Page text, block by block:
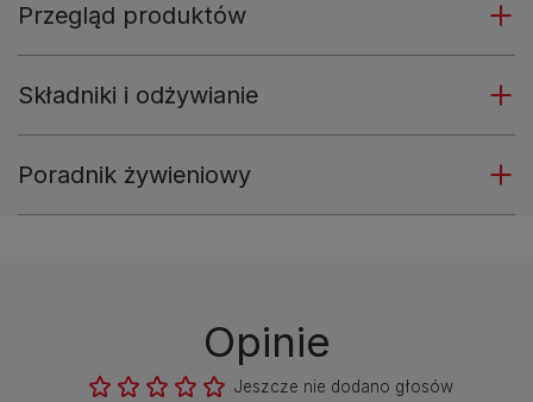
Przegląd produktów
Składniki i odżywianie
Poradnik żywieniowy
Opinie
Jeszcze nie dodano głosów